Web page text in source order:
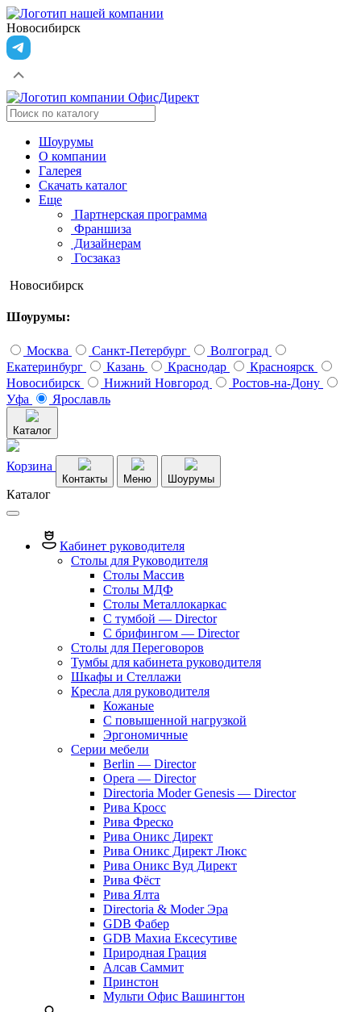
Новосибирск
Шоурумы
О компании
Галерея
Скачать каталог
Еще
Партнерская программа
Франшиза
Дизайнерам
Госзаказ
Новосибирск
Шоурумы:
Москва Санкт-Петербург
Волгоград
Екатеринбург
Казань Краснодар
Красноярск
Новосибирск
Нижний Новгород
Ростов-на-Дону
Уфа
Ярославль
Каталог
Корзина
Контакты Меню Шоурумы
Каталог
Кабинет руководителя
Столы для Руководителя
Столы Массив
Столы МДФ
Столы Металлокаркас
С тумбой — Director
C брифингом — Director
Столы для Переговоров
Тумбы для кабинета руководителя
Шкафы и Стеллажи
Кресла для руководителя
Кожаные
С повышенной нагрузкой
Эргономичные
Серии мебели
Berlin — Director
Opera — Director
Directoria Moder Genesis — Director
Рива Кросс
Рива Фреско
Рива Оникс Директ
Рива Оникс Директ Люкс
Рива Оникс Вуд Директ
Рива Фёст
Рива Ялта
Directoria & Moder Эра
GDB Фабер
GDB Махиа Ексесутиве
Природная Грация
Алсав Саммит
Принстон
Мульти Офис Вашингтон